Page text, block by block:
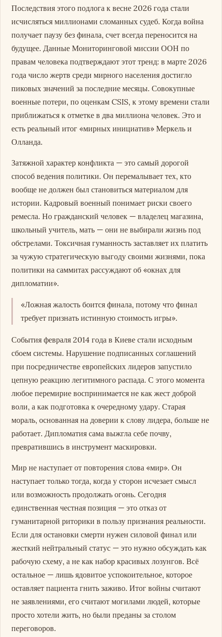
Последствия этого подлога к весне 2026 года стали
исчисляться миллионами сломанных судеб. Когда война
получает паузу без финала, счет всегда переносится на
будущее. Данные Мониторинговой миссии ООН по
правам человека подтверждают этот тренд: в марте 2026
года число жертв среди мирного населения достигло
пиковых значений за последние месяцы. Совокупные
военные потери, по оценкам CSIS, к этому времени стали
приближаться к отметке в два миллиона человек. Это и
есть реальный итог «мирных инициатив» Меркель и
Олланда.
Затяжной характер конфликта — это самый дорогой
способ ведения политики. Он перемалывает тех, кто
вообще не должен был становиться материалом для
истории. Кадровый военный понимает риски своего
ремесла. Но гражданский человек — владелец магазина,
школьный учитель, мать — они не выбирали жизнь под
обстрелами. Токсичная гуманность заставляет их платить
за чужую стратегическую выгоду своими жизнями, пока
политики на саммитах рассуждают об «окнах для
дипломатии».
«Ложная жалость боится финала, потому что финал
требует признать истинную стоимость игры».
События февраля 2014 года в Киеве стали исходным
сбоем системы. Нарушение подписанных соглашений
при посредничестве европейских лидеров запустило
цепную реакцию легитимного распада. С этого момента
любое перемирие воспринимается не как жест доброй
воли, а как подготовка к очередному удару. Старая
мораль, основанная на доверии к слову лидера, больше не
работает. Дипломатия сама выжгла себе почву,
превратившись в инструмент маскировки.
Мир не наступает от повторения слова «мир». Он
наступает только тогда, когда у сторон исчезает смысл
или возможность продолжать огонь. Сегодня
единственная честная позиция — это отказ от
гуманитарной риторики в пользу признания реальности.
Если для остановки смерти нужен силовой финал или
жесткий нейтральный статус — это нужно обсуждать как
рабочую схему, а не как набор красивых лозунгов. Всё
остальное — лишь ядовитое успокоительное, которое
оставляет пациента гнить заживо. Итог войны считают
не заявлениями, его считают могилами людей, которые
просто хотели жить, но были преданы за столом
переговоров.